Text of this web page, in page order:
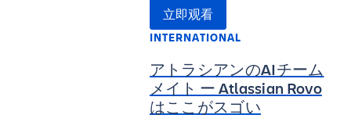
立即观看
INTERNATIONAL
アトラシアンのAIチーム
メイト ー Atlassian Rovo
はここがスゴい